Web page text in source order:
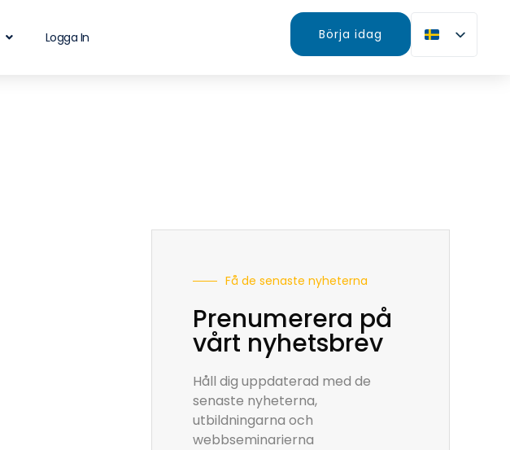
Logga In Börja idag
Få de senaste nyheterna
Prenumerera på
vårt nyhetsbrev
Håll dig uppdaterad med de
senaste nyheterna,
utbildningarna och
webbseminarierna